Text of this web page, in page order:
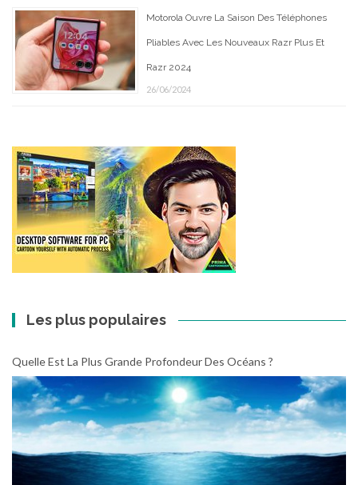
Motorola Ouvre La Saison Des Téléphones
Pliables Avec Les Nouveaux Razr Plus Et
Razr 2024
26/06/2024
Les plus populaires
Quelle Est La Plus Grande Profondeur Des Océans ?